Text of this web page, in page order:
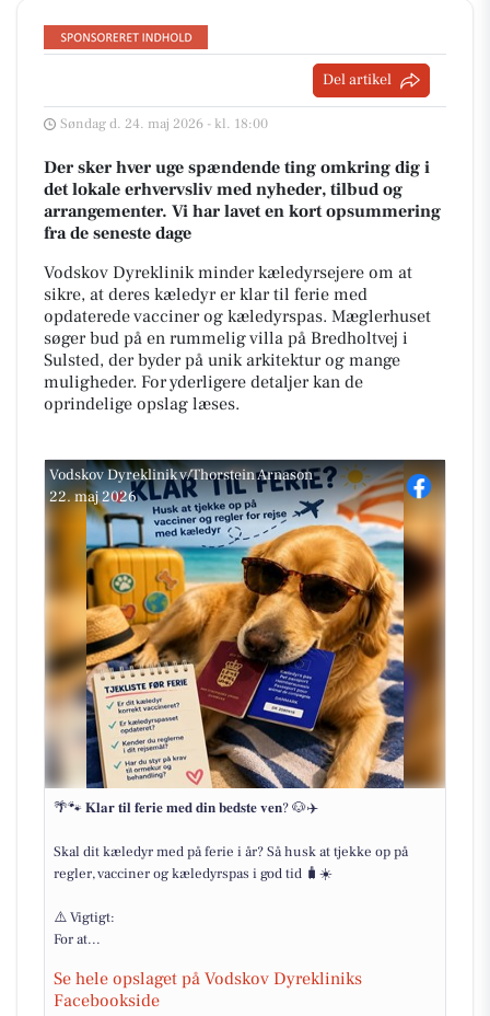
Del artikel
Søndag d. 24. maj 2026 - kl. 18:00
Der sker hver uge spændende ting omkring dig i
det lokale erhvervsliv med nyheder, tilbud og
arrangementer. Vi har lavet en kort opsummering
fra de seneste dage
Vodskov Dyreklinik minder kæledyrsejere om at
sikre, at deres kæledyr er klar til ferie med
opdaterede vacciner og kæledyrspas. Mæglerhuset
søger bud på en rummelig villa på Bredholtvej i
Sulsted, der byder på unik arkitektur og mange
muligheder. For yderligere detaljer kan de
oprindelige opslag læses.
Vodskov Dyreklinik v/Thorstein Arnason
22. maj 2026
🌴🐾 𝐊𝐥𝐚𝐫 𝐭𝐢𝐥 𝐟𝐞𝐫𝐢𝐞 𝐦𝐞𝐝 𝐝𝐢𝐧 𝐛𝐞𝐝𝐬𝐭𝐞 𝐯𝐞𝐧? 🐶✈️
Skal dit kæledyr med på ferie i år? Så husk at tjekke op på
regler, vacciner og kæledyrspas i god tid 🧳☀️
⚠️ Vigtigt:
For at...
Se hele opslaget på Vodskov Dyrekliniks
Facebookside